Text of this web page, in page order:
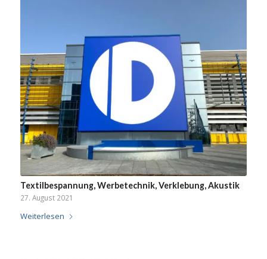
Textilbespannung, Werbetechnik, Verklebung, Akustik
27. August 2021
Weiterlesen